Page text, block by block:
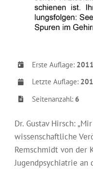
Erste Auflage: 2011
Letzte Auflage:
Seitenanzahl: 6
Dr. Gustav Hirsch:
wissenschaftliche
Remschmidt von der
Jugendpsychiatrie